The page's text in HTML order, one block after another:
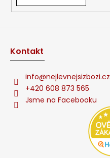
Kontakt
info@nejlevnejsizbozi.cz
+420 608 873 565
Jsme na Facebooku